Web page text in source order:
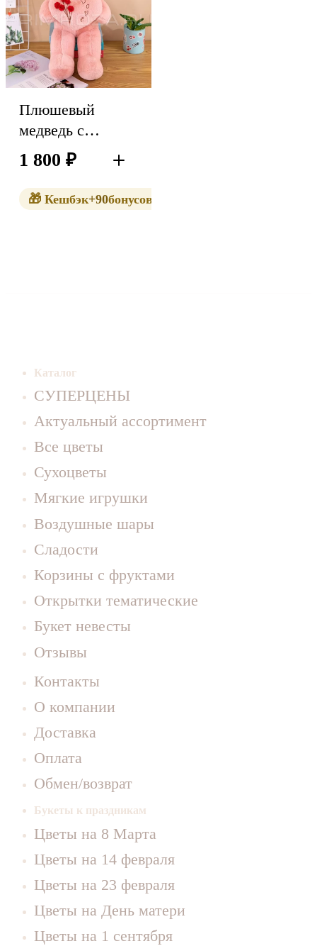
Плюшевый
медведь с
сердцем (55см)
1 800₽ В корзину
🎁 Кешбэк+90бонусов
Каталог
СУПЕРЦЕНЫ
Актуальный ассортимент
Все цветы
Сухоцветы
Мягкие игрушки
Воздушные шары
Сладости
Корзины с фруктами
Открытки тематические
Букет невесты
Отзывы
Контакты
О компании
Доставка
Оплата
Обмен/возврат
Букеты к праздникам
Цветы на 8 Марта
Цветы на 14 февраля
Цветы на 23 февраля
Цветы на День матери
Цветы на 1 сентября